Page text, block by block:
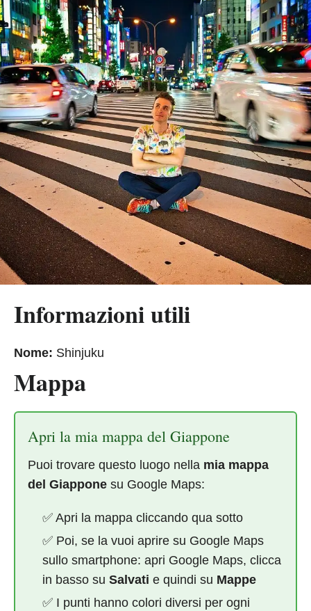
Informazioni utili
Nome: Shinjuku
Mappa
Apri la mia mappa del Giappone
Puoi trovare questo luogo nella mia mappa
del Giappone su Google Maps:
✅ Apri la mappa cliccando qua sotto
✅ Poi, se la vuoi aprire su Google Maps
sullo smartphone: apri Google Maps, clicca
in basso su Salvati e quindi su Mappe
✅ I punti hanno colori diversi per ogni